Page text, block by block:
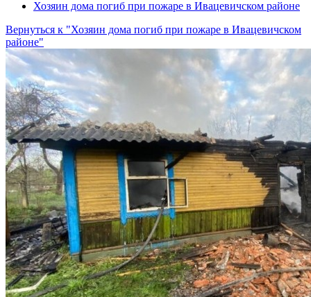
Хозяин дома погиб при пожаре в Ивацевичском районе
Вернуться к "Хозяин дома погиб при пожаре в Ивацевичском
районе"